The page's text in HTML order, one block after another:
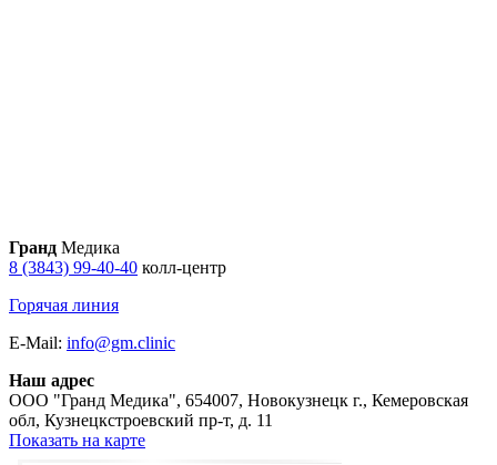
Гранд Медика
8 (3843) 99-40-40 колл-центр
Горячая линия
E-Mail: info@gm.clinic
Наш адрес
ООО "Гранд Медика", 654007, Новокузнецк г., Кемеровская
обл, Кузнецкстроевский пр-т, д. 11
Показать на карте